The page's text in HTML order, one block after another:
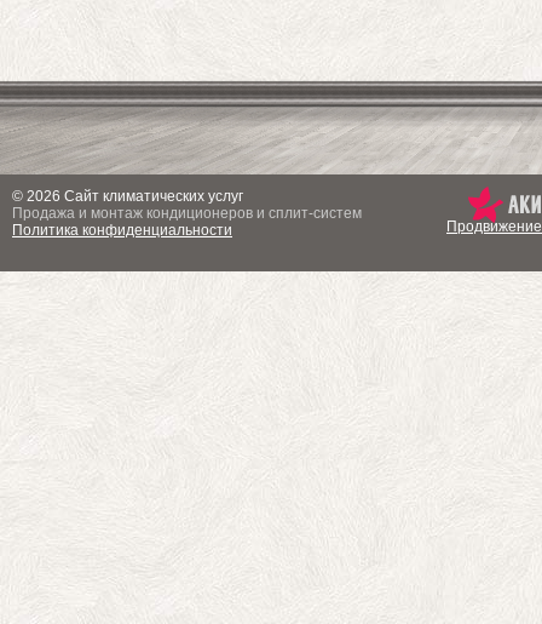
© 2026 Сайт климатических услуг
Продажа и монтаж кондиционеров и сплит-систем
Политика конфиденциальности